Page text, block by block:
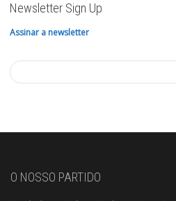
Newsletter Sign Up
Assinar a newsletter
O NOSSO PARTIDO